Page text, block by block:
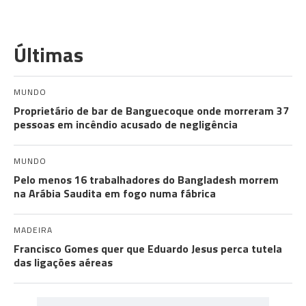
Últimas
MUNDO
Proprietário de bar de Banguecoque onde morreram 37
pessoas em incêndio acusado de negligência
MUNDO
Pelo menos 16 trabalhadores do Bangladesh morrem
na Arábia Saudita em fogo numa fábrica
MADEIRA
Francisco Gomes quer que Eduardo Jesus perca tutela
das ligações aéreas